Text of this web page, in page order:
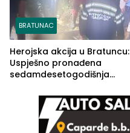
BRATUNAC
Herojska akcija u Bratuncu:
Uspješno pronađena
sedamdesetogodišnja
Kravice.